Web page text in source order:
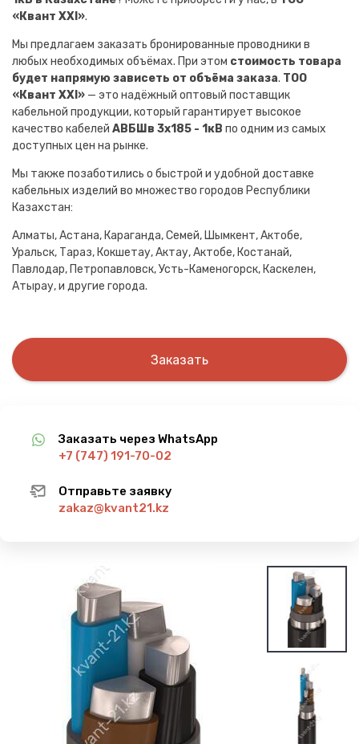
«Квант XXI».
Мы предлагаем заказать бронированные проводники в
любых необходимых объёмах. При этом стоимость товара
будет напрямую зависеть от объёма заказа. ТОО
«Квант XXI» — это надёжный оптовый поставщик
кабельной продукции, который гарантирует высокое
качество кабелей АВБШв 3х185 - 1кВ по одним из самых
доступных цен на рынке.
Мы также позаботились о быстрой и удобной доставке
кабельных изделий во множество городов Республики
Казахстан:
Алматы, Астана, Караганда, Семей, Шымкент, Актобе,
Уральск, Тараз, Кокшетау, Актау, Актобе, Костанай,
Павлодар, Петропавловск, Усть-Каменогорск, Каскелен,
Атырау, и другие города.
Заказать
Заказать через WhatsApp
+7 (747) 191-70-02
Отправьте заявку
zakaz@kvant21.kz